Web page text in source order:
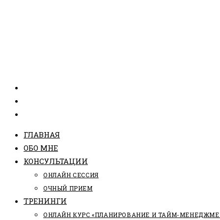
ГЛАВНАЯ
ОБО МНЕ
КОНСУЛЬТАЦИИ
ОНЛАЙН СЕССИЯ
ОЧНЫЙ ПРИЕМ
ТРЕНИНГИ
ОНЛАЙН КУРС «ПЛАНИРОВАНИЕ И ТАЙМ-